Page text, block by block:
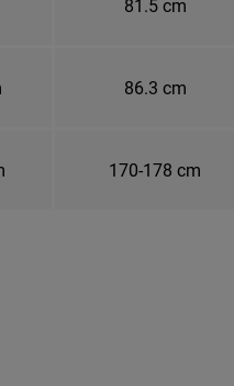
81.5 cm
86.3 cm
170-178 cm